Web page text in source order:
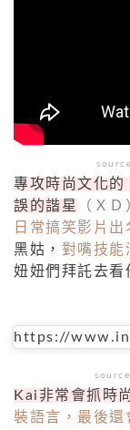
source
專攻時尚文化的
誤的諧星
（ＸＤ
日常搞笑影片出
黑姑， 對嘴技能
妞妞們拜託去看
https://
source
Kai 非常會抓時
裝語言，最後還